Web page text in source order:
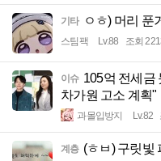
기타 ㅇㅎ) 머리 푼
스팀팩 Lv.88 조회
이슈 105억 전세금
차가원 고소 계획"
과몰입방지 Lv.82
계층 (ㅎㅂ) 구릿빛